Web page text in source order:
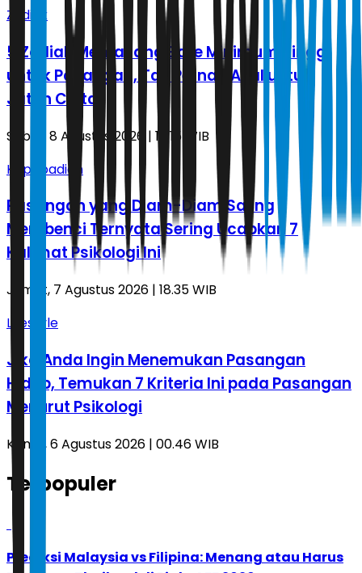
Zodiak
5 Zodiak Memasang Bare Minimum Tinggi
untuk Pasangan, Tak Pernah Asal untuk
Jatuh Cinta
Sabtu, 8 Agustus 2026 | 15.15 WIB
Kepribadian
Pasangan yang Diam-Diam Saling
Membenci Ternyata Sering Ucapkan 7
Kalimat Psikologi Ini
Jumat, 7 Agustus 2026 | 18.35 WIB
Lifestyle
Jika Anda Ingin Menemukan Pasangan
Hidup, Temukan 7 Kriteria Ini pada Pasangan
Menurut Psikologi
Kamis, 6 Agustus 2026 | 00.46 WIB
Terpopuler
Prediksi Malaysia vs Filipina: Menang atau Harus